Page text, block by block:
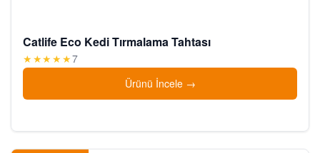
Catlife Eco Kedi Tırmalama Tahtası
★★★★★7
Ürünü İncele